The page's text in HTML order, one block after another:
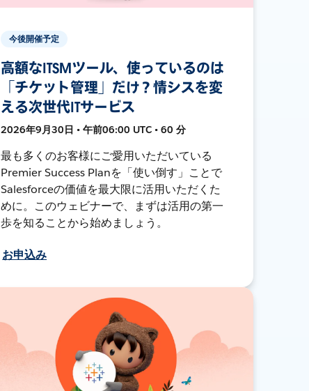
今後開催予定
高額なITSMツール、使っているのは
「チケット管理」だけ？情シスを変
える次世代ITサービス
2026年9月30日 • 午前06:00 UTC • 60 分
最も多くのお客様にご愛用いただいている
Premier Success Planを「使い倒す」ことで
Salesforceの価値を最大限に活用いただくた
めに。このウェビナーで、まずは活用の第一
歩を知ることから始めましょう。
お申込み